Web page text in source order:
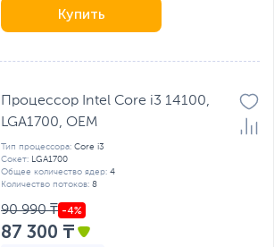
Купить
Процессор Intel Core i3 14100,
LGA1700, OEM
Тип процессора: Core i3
Сокет:
LGA1700
Общее количество ядер: 4
Количество потоков: 8
90 990 ₸
87 300 ₸